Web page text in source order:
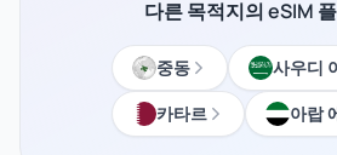
다른 목적지의 eSIM
중동
사우디
카타르
아랍